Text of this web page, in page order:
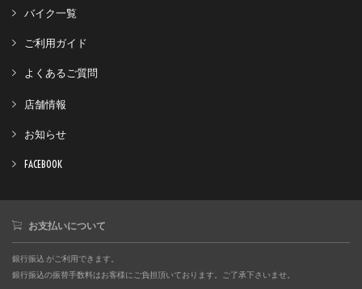
バイク一覧
ご利用ガイド
よくあるご質問
店舗情報
お知らせ
FACEBOOK
お支払いについて
銀行振込 がご利用できます。
銀行振込の振替手数料はお客様にご負担頂いております。ご了承下さいませ。